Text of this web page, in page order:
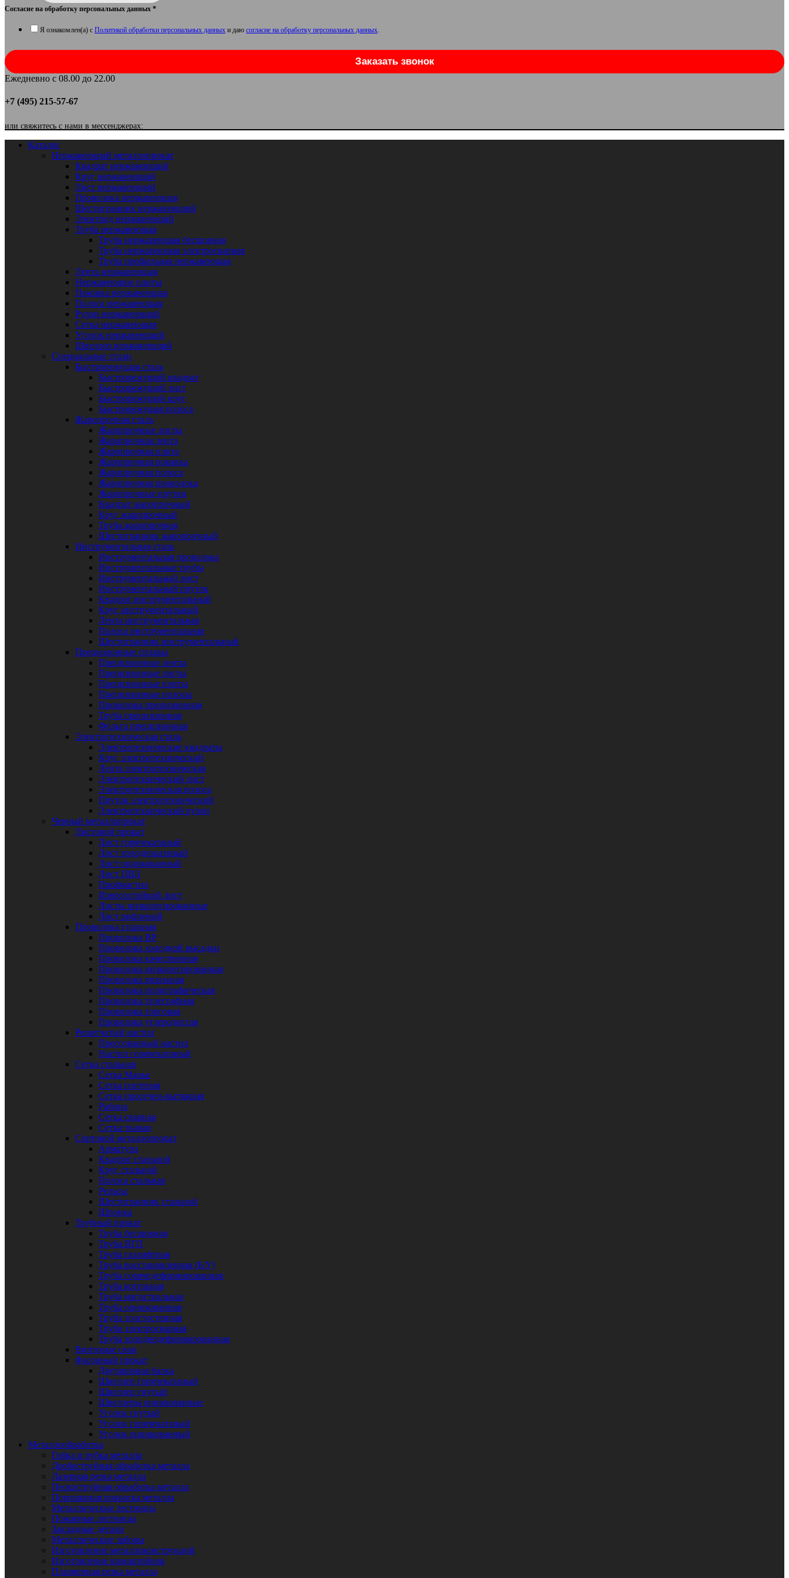
Согласие на обработку персональных данных *
Я ознакомлен(а) с Политикой обработки персональных данных и даю согласие на обработку персональных данных.
Заказать звонок
Ежедневно с 08.00 до 22.00
+7 (495) 215-57-67
или свяжитесь с нами в мессенджерах:
Каталог
Нержавеющий металлопрокат
Квадрат нержавеющий
Круг нержавеющий
Лист нержавеющий
Проволока нержавеющая
Шестигранник нержавеющий
Электрод нержавеющий
Труба нержавеющая
Труба нержавеющая бесшовная
Труба нержавеющая электросварная
Труба профильная нержавеющая
Лента нержавеющая
Нержавеющие плиты
Поковка нержавеющая
Полоса нержавеющая
Рулон нержавеющий
Сетка нержавеющая
Уголок нержавеющий
Швеллер нержавеющий
Специальные стали
Быстрорежущая сталь
Быстрорежущий квадрат
Быстрорежущий лист
Быстрорежущий круг
Быстрорежущая полоса
Жаропрочная сталь
Жаропрочные листы
Жаропрочная лента
Жаропрочная плита
Жаропрочная поковка
Жаропрочная полоса
Жаропрочная проволока
Жаропрочные прутки
Квадрат жаропрочный
Круг жаропрочный
Труба жаропрочная
Шестигранник жаропрочный
Инструментальная сталь
Инструментальная проволока
Инструментальные трубы
Инструментальный лист
Инструментальный пруток
Квадрат инструментальный
Круг инструментальный
Лента инструментальная
Полоса инструментальная
Шестигранник инструментальный
Прецизионные сплавы
Прецизионные ленты
Прецизионные листы
Прецизионные плиты
Прецизионные полосы
Проволока прецизионная
Труба прецизионная
Фольга прецизионная
Электротехническая сталь
Электротехнические квадраты
Круг электротехнический
Лента электротехническая
Электротехнический лист
Электротехническая полоса
Пруток электротехнический
Электротехнический рулон
Черный металлопрокат
Листовой прокат
Лист горячекатаный
Лист холоднокатаный
Лист оцинкованный
Лист ПВЛ
Профнастил
Износостойкий лист
Листы низколегированные
Лист рифленый
Проволока стальная
Проволока ВР
Проволока холодной высадки
Проволока качественная
Проволока низколегированная
Проволока вязальная
Проволока полиграфическая
Проволока телеграфная
Проволока торговая
Проволока углеродистая
Решетчатый настил
Прессованный настил
Настил горячекатаный
Сетка стальная
Сетка Манье
Сетка плетеная
Сетка просечно-вытяжная
Рабица
Сетка сварная
Сетка тканая
Сортовой металлопрокат
Арматура
Квадрат стальной
Круг стальной
Полоса стальная
Рельсы
Шестигранник стальной
Шпонка
Трубный прокат
Труба бесшовная
Труба ВГП
Труба газлифтная
Труба восстановленная (Б/У)
Труба горячедеформированная
Труба котельная
Труба магистральная
Труба оцинкованная
Труба толстостенная
Труба электросварная
Труба холоднодеформированная
Винтовые сваи
Фасонный прокат
Двутавровая балка
Швеллер горячекатаный
Швеллер гнутый
Швеллеры оцинкованные
Уголок гнутый
Уголок горячекатаный
Уголок оцинкованный
Металлообработка
Гибка и рубка металла
Дробеструйная обработка металла
Лазерная резка металла
Пескоструйная обработка металла
Порошковая покраска металла
Металлические лестницы
Пожарные лестницы
Закладные детали
Металлические заборы
Изготовление металлоконструкций
Изготовление кронштейнов
Плазменная резка металла